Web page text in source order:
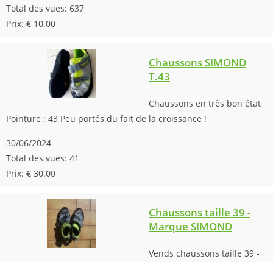
Total des vues: 637
Prix: € 10.00
Chaussons SIMOND
T.43
Chaussons en très bon état
Pointure : 43 Peu portés du fait de la croissance !
30/06/2024
Total des vues: 41
Prix: € 30.00
Chaussons taille 39 -
Marque SIMOND
Vends chaussons taille 39 -